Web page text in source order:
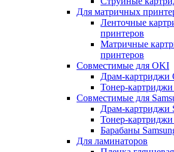
Для матричных
Ленточные
принтеров
Матричные
принтеров
Совместимые для OKI
Драм-картриджи
Тонер-
Совместимые для
Драм-картриджи
Тонер-картриджи
Барабаны
Для ламинаторов